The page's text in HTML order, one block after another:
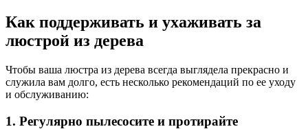
Как поддерживать и ухаживать за
люстрой из дерева
Чтобы ваша люстра из дерева всегда выглядела прекрасно и
служила вам долго, есть несколько рекомендаций по ее уходу
и обслуживанию:
1. Регулярно пылесосите и протирайте